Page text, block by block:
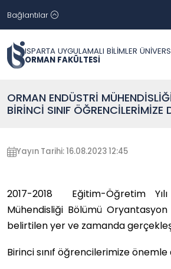
Bağlantılar
ISPARTA UYGULAMALI BİLİMLER
ORMAN FAKÜLTESİ
ORMAN ENDÜSTRİ
BİRİNCİ SINIF ÖĞRENCİLERİMİZE
Yayın Tarihi: 16.08.2023 12:45
2017-2018 Eğitim-Öğretim
Mühendisliği Bölümü Oryantasyon
belirtilen yer ve zamanda
Birinci sınıf öğrencilerimize önemle